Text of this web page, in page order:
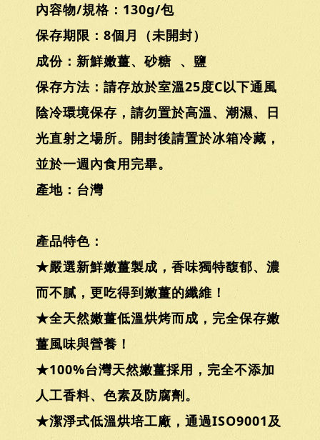
內容物/規格：130g/包
保存期限：8個月（未開封）
成份：新鮮嫩薑、砂糖 、鹽
保存方法：請存放於室溫25度C以下通風
陰冷環境保存，請勿置於高溫、潮濕、日
光直射之場所。開封後請置於冰箱冷藏，
並於一週內食用完畢。
產地：台灣
產品特色：
★嚴選新鮮嫩薑製成，香味獨特馥郁、濃
而不膩，更吃得到嫩薑的纖維！
★全天然嫩薑低溫烘烤而成，完全保存嫩
薑風味與營養！
★100%台灣天然嫩薑採用，完全不添加
人工香料、色素及防腐劑。
★潔淨式低溫烘培工廠，通過ISO9001及